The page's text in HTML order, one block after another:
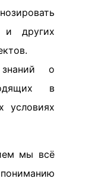
и других
о
в
условиях
мы всё